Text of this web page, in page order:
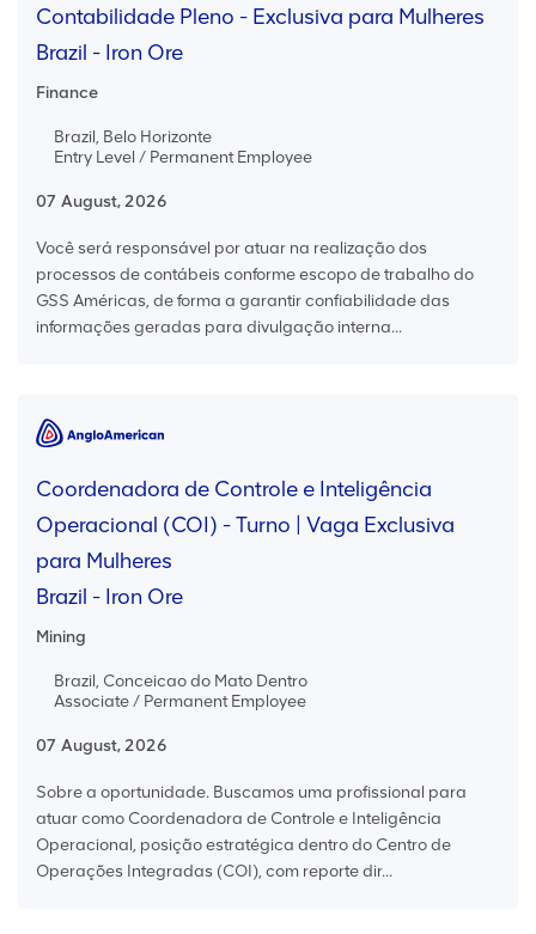
Contabilidade Pleno - Exclusiva para Mulheres
Brazil - Iron Ore
Finance
Brazil, Belo Horizonte
Entry Level / Permanent Employee
07 August, 2026
Você será responsável por atuar na realização dos
processos de contábeis conforme escopo de trabalho do
GSS Américas, de forma a garantir confiabilidade das
informações geradas para divulgação interna...
Coordenadora de Controle e Inteligência
Operacional (COI) - Turno | Vaga Exclusiva
para Mulheres
Brazil - Iron Ore
Mining
Brazil, Conceicao do Mato Dentro
Associate / Permanent Employee
07 August, 2026
Sobre a oportunidade. Buscamos uma profissional para
atuar como Coordenadora de Controle e Inteligência
Operacional, posição estratégica dentro do Centro de
Operações Integradas (COI), com reporte dir...